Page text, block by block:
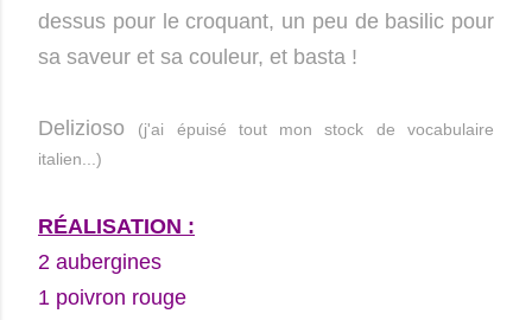
dessus pour le croquant, un peu de basilic pour
sa saveur et sa couleur, et basta !
Delizioso
(j'ai épuisé tout mon stock de vocabulaire
italien...)
RÉALISATION :
2 aubergines
1 poivron rouge